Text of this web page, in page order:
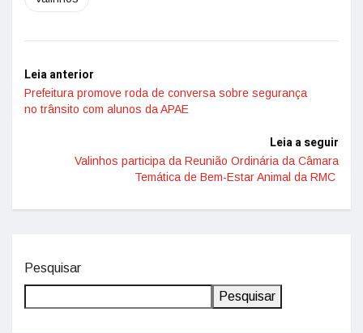
Leia anterior
Prefeitura promove roda de conversa sobre segurança
no trânsito com alunos da APAE
Leia a seguir
Valinhos participa da Reunião Ordinária da Câmara
Temática de Bem-Estar Animal da RMC
Pesquisar
Pesquisar